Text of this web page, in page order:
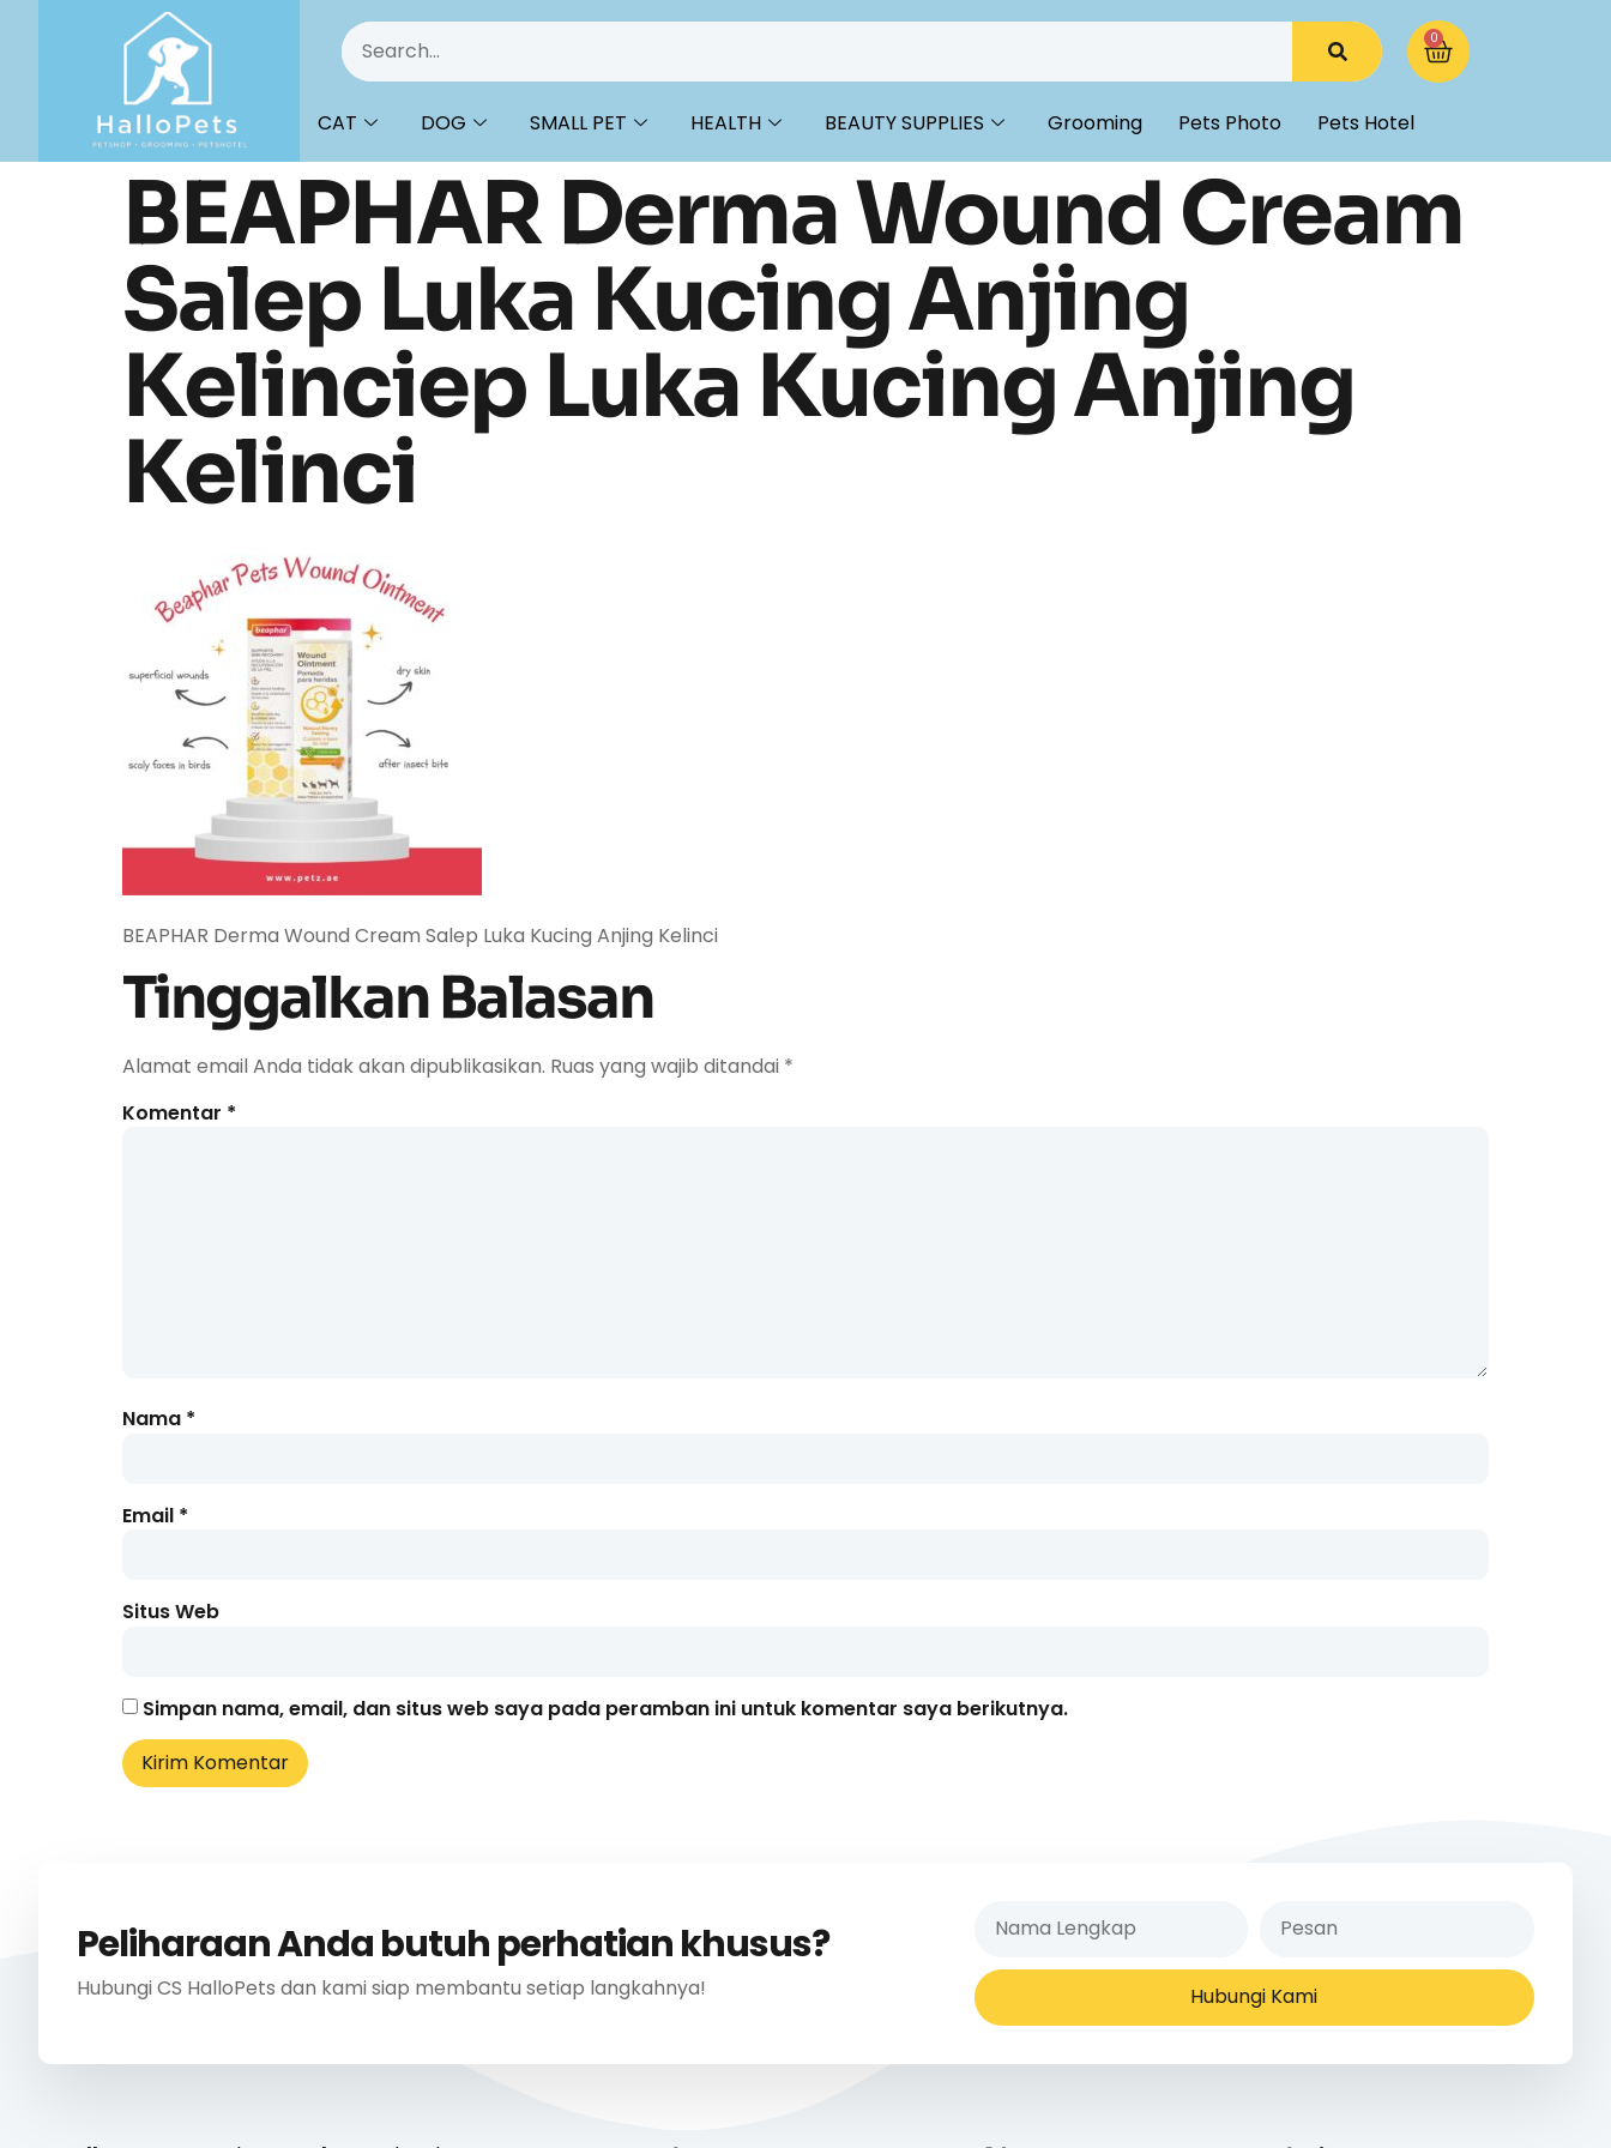
0
CAT DOG SMALL PET HEALTH BEAUTY SUPPLIES Grooming Pets Photo Pets Hotel
BEAPHAR Derma Wound Cream
Salep Luka Kucing Anjing
Kelinciep Luka Kucing Anjing
Kelinci
BEAPHAR Derma Wound Cream Salep Luka Kucing Anjing Kelinci
Tinggalkan Balasan
Alamat email Anda tidak akan dipublikasikan. Ruas yang wajib ditandai *
Komentar *
Nama *
Email *
Situs Web
Simpan nama, email, dan situs web saya pada peramban ini untuk komentar saya berikutnya.
Peliharaan Anda butuh perhatian khusus?
Hubungi CS HalloPets dan kami siap membantu setiap langkahnya! Hubungi Kami